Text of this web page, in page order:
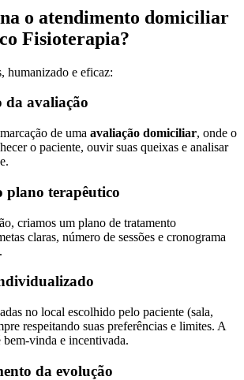
o atendimento domiciliar
Fisioterapia?
humanizado e eficaz:
da avaliação
de uma avaliação domiciliar, onde o
o paciente, ouvir suas queixas e analisar
plano terapêutico
criamos um plano de tratamento
claras, número de sessões e cronograma
no local escolhido pelo paciente (sala,
respeitando suas preferências e limites. A
bem-vinda e incentivada.
da evolução